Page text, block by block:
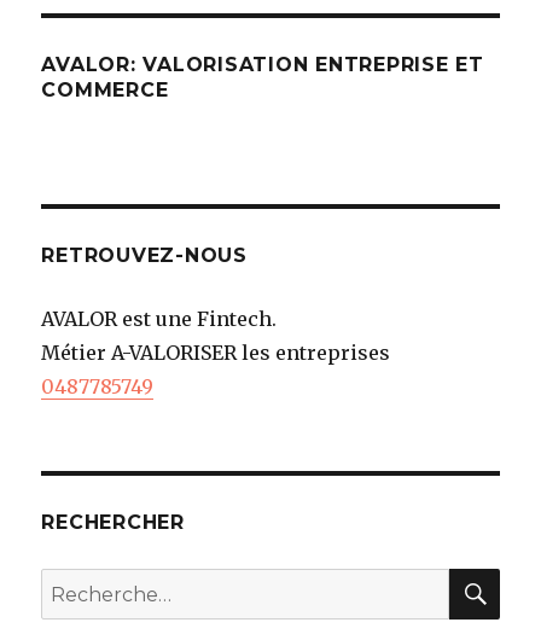
AVALOR: VALORISATION ENTREPRISE ET
COMMERCE
RETROUVEZ-NOUS
AVALOR est une Fintech.
Métier A-VALORISER les entreprises
0487785749
RECHERCHER
Recherche
pour